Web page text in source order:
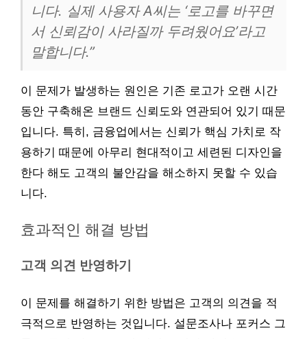
니다. 실제 사용자 A씨는 ‘로고를 바꾸면
서 신뢰감이 사라질까 두려웠어요’라고
말합니다.”
이 문제가 발생하는 원인은 기존 로고가 오랜 시간
동안 구축해온 브랜드 신뢰도와 연관되어 있기 때문
입니다. 특히, 금융업에서는 신뢰가 핵심 가치로 작
용하기 때문에 아무리 현대적이고 세련된 디자인을
한다 해도 고객의 불안감을 해소하지 못할 수 있습
니다.
효과적인 해결 방법
고객 의견 반영하기
이 문제를 해결하기 위한 방법은 고객의 의견을 적
극적으로 반영하는 것입니다. 설문조사나 포커스 그